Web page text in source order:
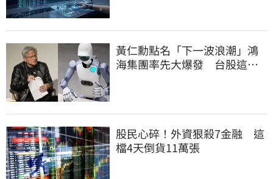
黃仁勳點名「下一波浪潮」鴻
海集團率先大爆發 台股這族
股民心碎！外資狠殺7金融 這
檔4天倒貨11萬張